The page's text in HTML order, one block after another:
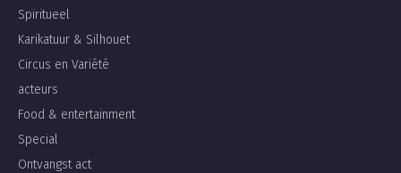
Spiritueel
Karikatuur & Silhouet
Circus en Variété
acteurs
Food & entertainment
Special
Ontvangst act